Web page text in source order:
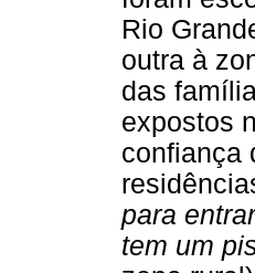
Rio
outra à
das
expostos
confiança
para
tem um